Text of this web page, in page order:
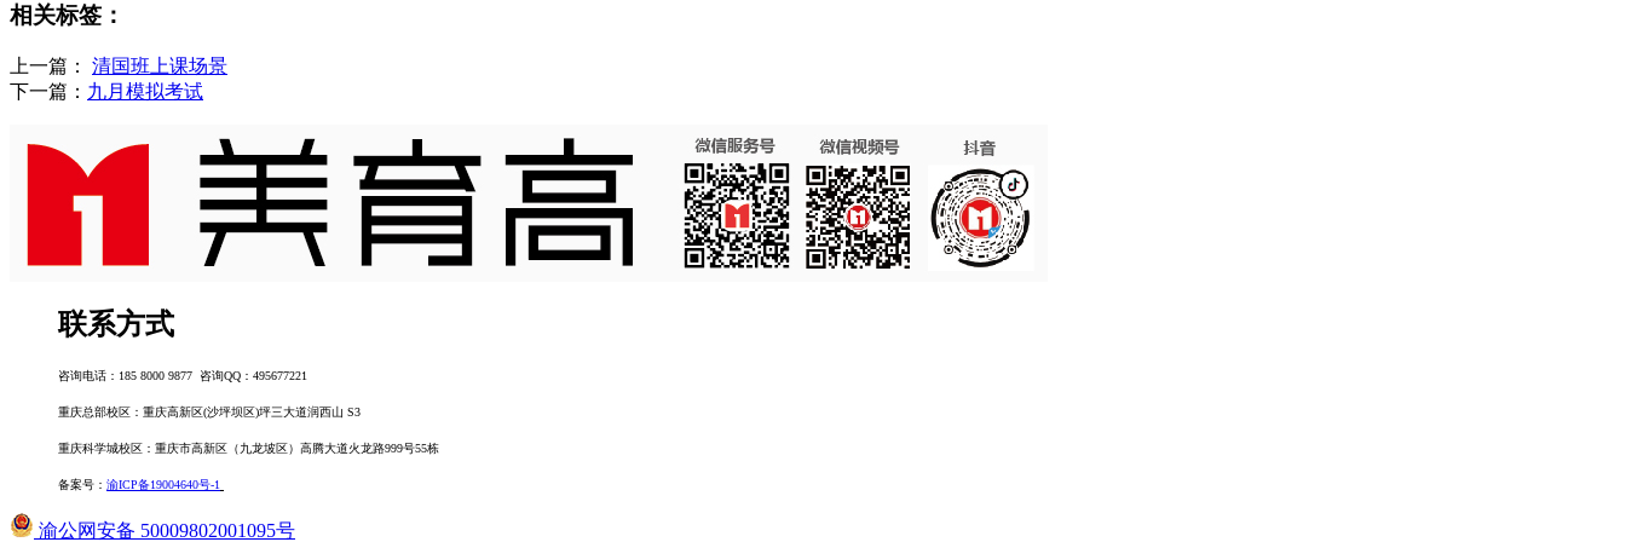
相关标签：
上一篇： 清国班上课场景
下一篇： 九月模拟考试
联系方式
咨询电话：185 8000 9877 咨询QQ：495677221
重庆总部校区：重庆高新区(沙坪坝区)坪三大道润西山 S3
重庆科学城校区：重庆市高新区（九龙坡区）高腾大道火龙路999号55栋
备案号： 渝ICP备19004640号-1
渝公网安备 50009802001095号